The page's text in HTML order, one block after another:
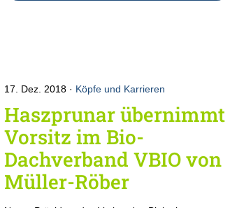
17. Dez. 2018 Köpfe und Karrieren
Haszprunar übernimmt
Vorsitz im Bio-
Dachverband VBIO von
Müller-Röber